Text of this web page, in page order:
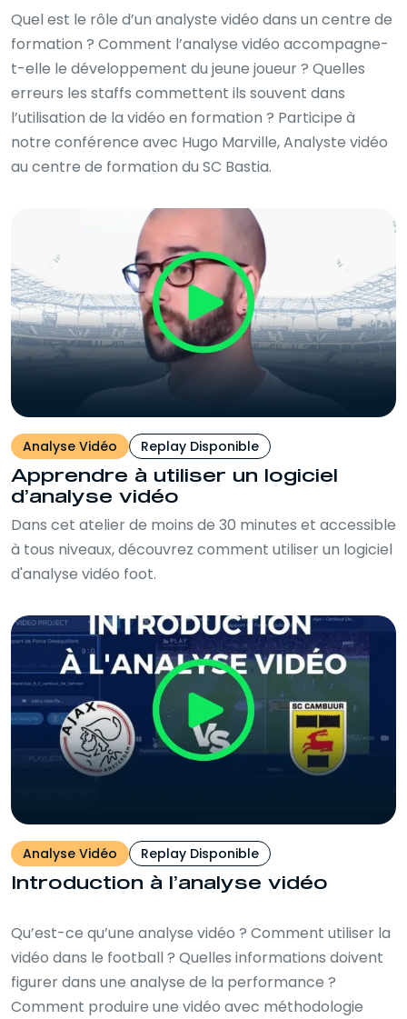
Quel est le rôle d’un analyste vidéo dans un centre de
formation ? Comment l’analyse vidéo accompagne-
t-elle le développement du jeune joueur ? Quelles
erreurs les staffs commettent ils souvent dans
l’utilisation de la vidéo en formation ? Participe à
notre conférence avec Hugo Marville, Analyste vidéo
au centre de formation du SC Bastia.
Analyse Vidéo
Replay Disponible
Apprendre à utiliser un logiciel
d’analyse vidéo
Dans cet atelier de moins de 30 minutes et accessible
à tous niveaux, découvrez comment utiliser un logiciel
d'analyse vidéo foot.
Analyse Vidéo
Replay Disponible
Introduction à l’analyse vidéo
Qu’est-ce qu’une analyse vidéo ? Comment utiliser la
vidéo dans le football ? Quelles informations doivent
figurer dans une analyse de la performance ?
Comment produire une vidéo avec méthodologie